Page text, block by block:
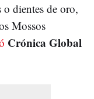
o dientes de oro,
Mossos
Crónica Global